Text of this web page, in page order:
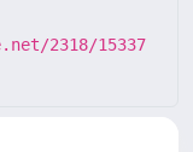
2318/15337